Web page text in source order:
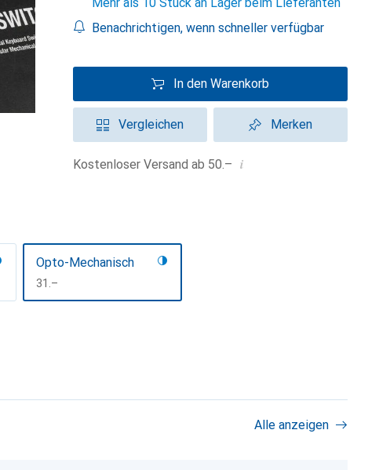
Benachrichtigen, wenn schneller verfügbar
In den Warenkorb
Vergleichen Merken
Kostenloser Versand ab 50.– i
Opto-Mechanisch
CHF
31.–
Alle anzeigen